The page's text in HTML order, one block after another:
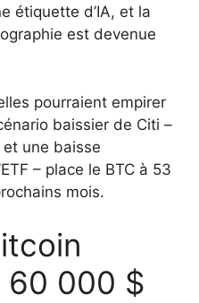
étiquette d’IA, et la
est devenue
pourraient empirer
baissier de Citi –
une baisse
– place le BTC à 53
mois.
60 000 $